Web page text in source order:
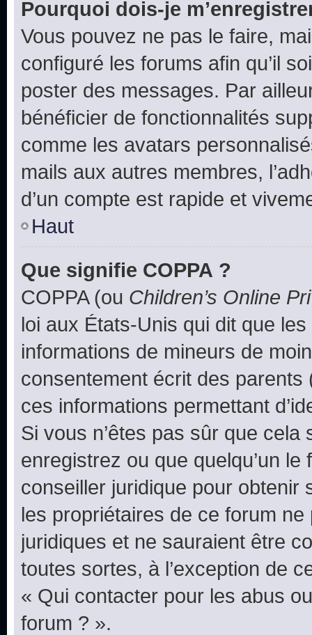
Pourquoi dois-je
Vous pouvez ne pas le faire,
configuré les forums afin qu’il
poster des messages. Par
bénéficier de fonctionnalités
comme les avatars
mails aux autres membres,
d’un compte est rapide et
Haut
Que signifie COPPA ?
COPPA (ou Children’s Online
loi aux États-Unis qui dit que
informations de mineurs de
consentement écrit des parents
ces informations permettant
Si vous n’êtes pas sûr que
enregistrez ou que quelqu’un
conseiller juridique pour obtenir
les propriétaires de ce forum
juridiques et ne sauraient être
toutes sortes, à l’exception de
« Qui contacter pour les abus
forum ? ».